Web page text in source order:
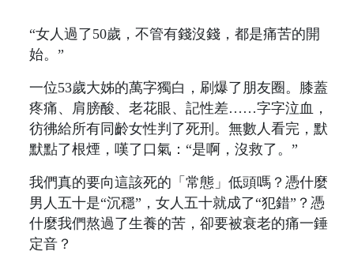
“女人過了50歲，不管有錢沒錢，都是痛苦的開
始。”
一位53歲大姊的萬字獨白，刷爆了朋友圈。膝蓋
疼痛、肩膀酸、老花眼、記性差……字字泣血，
彷彿給所有同齡女性判了死刑。無數人看完，默
默點了根煙，嘆了口氣：“是啊，沒救了。”
我們真的要向這該死的「常態」低頭嗎？憑什麼
男人五十是“沉穩”，女人五十就成了“犯錯”？憑
什麼我們熬過了生養的苦，卻要被衰老的痛一錘
定音？